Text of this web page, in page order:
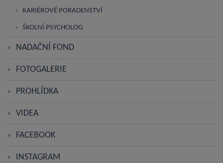
KARIÉROVÉ PORADENSTVÍ
ŠKOLNÍ PSYCHOLOG
NADAČNÍ FOND
FOTOGALERIE
PROHLÍDKA
VIDEA
FACEBOOK
INSTAGRAM